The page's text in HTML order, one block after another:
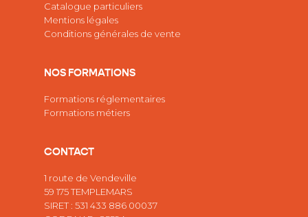
Catalogue particuliers
Mentions légales
Conditions générales de vente
NOS FORMATIONS
Formations réglementaires
Formations métiers
CONTACT
1 route de Vendeville
59 175 TEMPLEMARS
SIRET : 531 433 886 00037